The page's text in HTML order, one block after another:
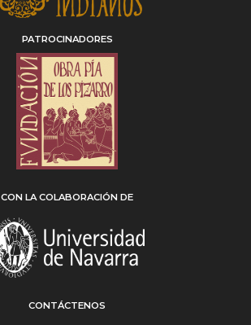
PATROCINADORES
CON LA COLABORACIÓN DE
CONTÁCTENOS